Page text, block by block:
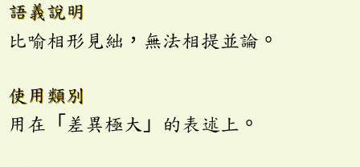
語義說明
比喻相形見絀，無法相提並論。
使用類別
用在「差異極大」的表述上。